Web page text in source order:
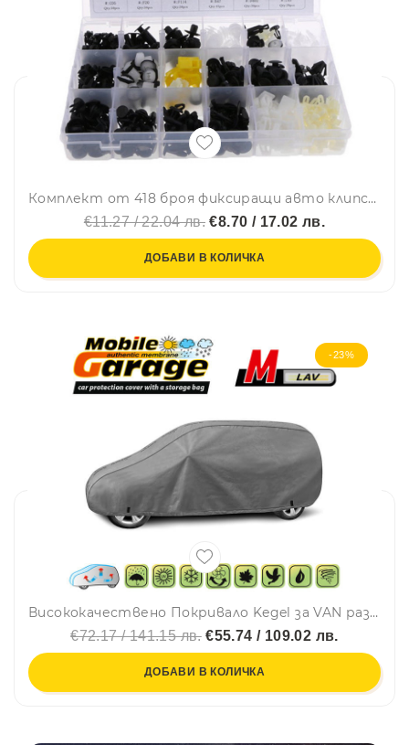
Комплект от 418 броя фиксиращи авто клипсове закопчалки копка - щипка за кори лайсни панели табло и др. за Honda Хонда
€11.27 / 22.04 лв. €8.70 / 17.02 лв.
ДОБАВИ В КОЛИЧКА
-23%
Висококачествено Покривало Kegel за VAN размер M 400-423x150-160cm
€72.17 / 141.15 лв.€55.74 / 109.02 лв.
ДОБАВИ В КОЛИЧКА